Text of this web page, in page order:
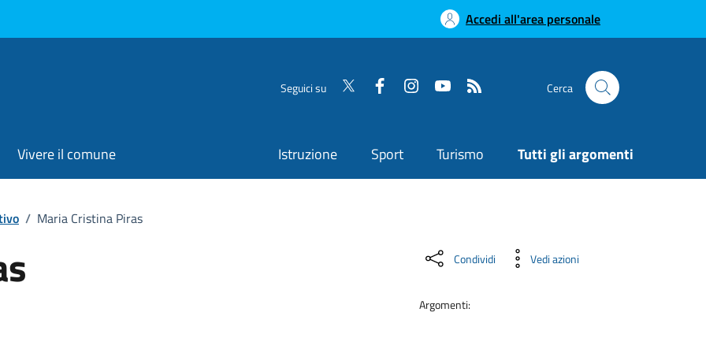
Accedi all'area personale
Seguici su Cerca
Vivere il comune Istruzione Sport Turismo Tutti gli argomenti
/ Maria Cristina Piras
Condividi Vedi azioni
Argomenti: